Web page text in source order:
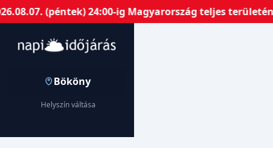
24:00-ig Magyarország teljes területén
Bököny
Helyszín váltása